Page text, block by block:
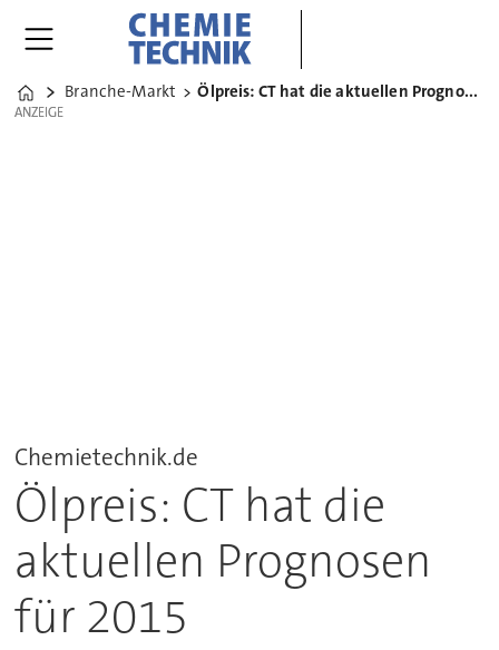
Home
Branche-Markt Ölpreis: CT hat die aktuellen Prognosen für 2015
ANZEIGE
ANZEIGE
Chemietechnik.de
Ölpreis: CT hat die
aktuellen Prognosen
für 2015